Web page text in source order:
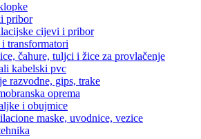
pribor
cijevi i pribor
transformatori
čahure, tuljci i žice za provlačenje
kabelski pvc
razvodne, gips, trake
oprema
i obujmice
maske, uvodnice, vezice